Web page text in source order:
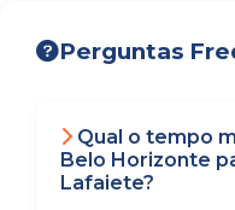
Perguntas
Qual o tempo
Belo Horizonte
Lafaiete?